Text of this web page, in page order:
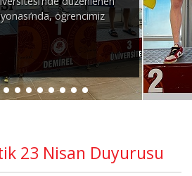
öğrencimiz
23 Nisan Duyurusu